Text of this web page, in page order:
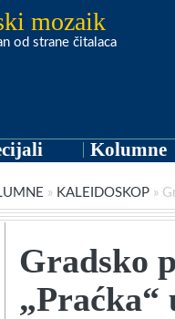
mozaik
od strane čitalaca
Kolumne
» KALEIDOSKOP »
Gradsko
„Praćka“